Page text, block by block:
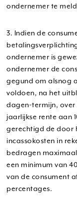
ondernemer te
3. Indien de
ondernemer is
ondernemer de
gegund om alsnog
voldoen, na het
dagen-termijn, over
jaarlijkse rente aan
gerechtigd de door
incassokosten in
bedragen
een minimum van
van de consument
percentages.